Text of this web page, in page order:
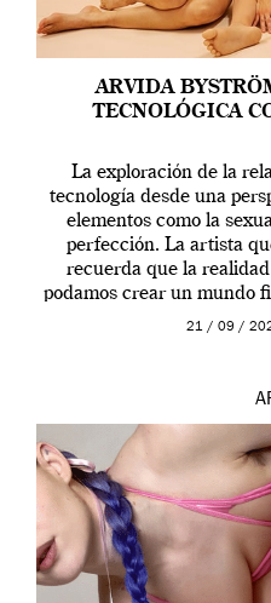
ARVIDA
TECNOLÓGICA
La exploración de la
tecnología desde una
elementos como la
perfección. La artista
recuerda que la
podamos crear un mundo
que los humanos
21 / 09 /